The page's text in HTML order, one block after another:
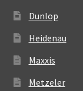
Dunlop
Heidenau
Maxxis
Metzeler